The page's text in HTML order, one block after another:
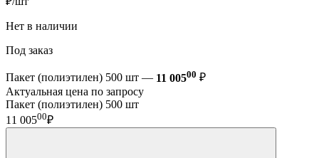
Нет в наличии
Под заказ
Пакет (полиэтилен) 500 шт — 11 00500 ₽
Актуальная цена по запросу
Пакет (полиэтилен) 500 шт
11 00500₽